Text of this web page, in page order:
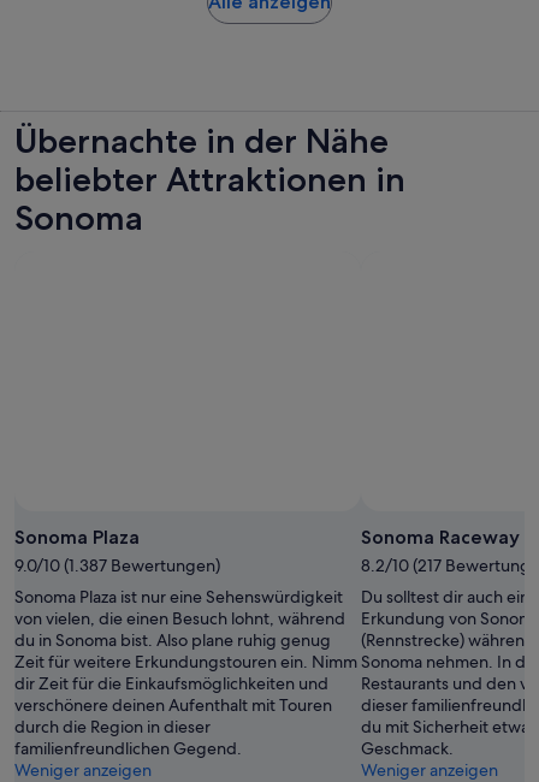
Übernachte in der Nähe
beliebter Attraktionen in
Sonoma
Sonoma Plaza
9.0/10 (1.387 Bewertungen)
Sonoma Plaza ist nur eine Sehenswürdigkeit
von vielen, die einen Besuch lohnt, während
du in Sonoma bist. Also plane ruhig genug
Zeit für weitere Erkundungstouren ein. Nimm
dir Zeit für die Einkaufsmöglichkeiten und
verschönere deinen Aufenthalt mit Touren
durch die Region in dieser
familienfreundlichen Gegend.
Weniger anzeigen
Sonoma Raceway
8.2/10 (217
Du solltest dir auch
Erkundung von
(Rennstrecke)
Sonoma nehmen. In
Restaurants und den
dieser
du mit Sicherheit
Geschmack.
Weniger anzeigen